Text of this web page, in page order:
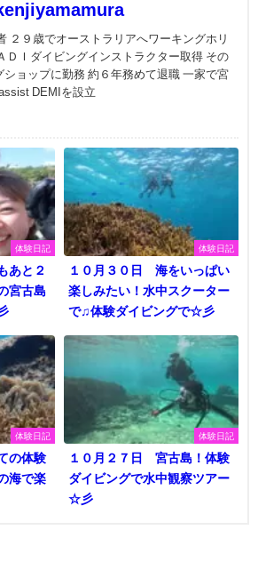
２９歳でオーストラリアへワーキングホリ
ＤＩダイビングインストラクター取得 その
ョップに勤務 約６年務めて退職 一家で宮
DEMIを設立
体験日記
あと２
宮古島
体験日記
１０月３０日 海をいっぱい
楽しみたい！水中スクーター
で♫体験ダイビングで☆彡
体験日記
の体験
海で楽
体験日記
１０月２７日 宮古島！体験
ダイビングで水中観察ツアー
☆彡